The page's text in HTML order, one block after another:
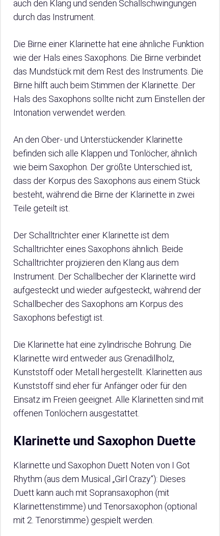
auch den Klang und senden Schallschwingungen
durch das Instrument.
Die Birne einer Klarinette hat eine ähnliche Funktion
wie der Hals eines Saxophons. Die Birne verbindet
das Mundstück mit dem Rest des Instruments. Die
Birne hilft auch beim Stimmen der Klarinette. Der
Hals des Saxophons sollte nicht zum Einstellen der
Intonation verwendet werden.
An den Ober- und Unterstückender Klarinette
befinden sich alle Klappen und Tonlöcher, ähnlich
wie beim Saxophon. Der größte Unterschied ist,
dass der Korpus des Saxophons aus einem Stück
besteht, während die Birne der Klarinette in zwei
Teile geteilt ist.
Der Schalltrichter einer Klarinette ist dem
Schalltrichter eines Saxophons ähnlich. Beide
Schalltrichter projizieren den Klang aus dem
Instrument. Der Schallbecher der Klarinette wird
aufgesteckt und wieder aufgesteckt, während der
Schallbecher des Saxophons am Korpus des
Saxophons befestigt ist.
Die Klarinette hat eine zylindrische Bohrung. Die
Klarinette wird entweder aus Grenadillholz,
Kunststoff oder Metall hergestellt. Klarinetten aus
Kunststoff sind eher für Anfänger oder für den
Einsatz im Freien geeignet. Alle Klarinetten sind mit
offenen Tonlöchern ausgestattet.
Klarinette und Saxophon Duette
Klarinette und Saxophon Duett Noten von I Got
Rhythm (aus dem Musical „Girl Crazy“): Dieses
Duett kann auch mit Sopransaxophon (mit
Klarinettenstimme) und Tenorsaxophon (optional
mit 2. Tenorstimme) gespielt werden.